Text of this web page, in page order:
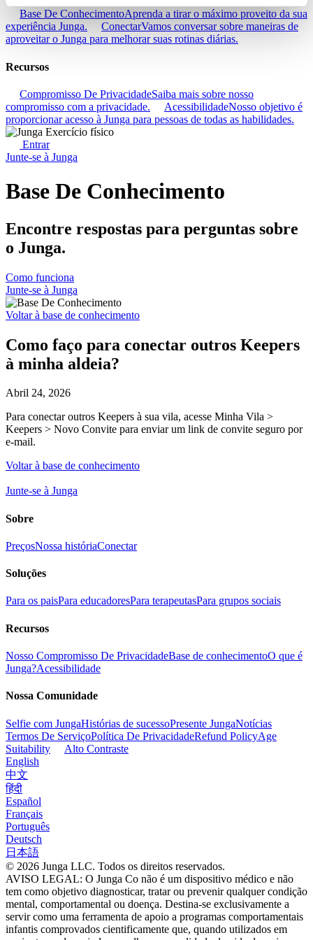
Base De ConhecimentoAprenda a tirar o máximo proveito da sua
experiência Junga.
ConectarVamos conversar sobre maneiras de
aproveitar o Junga para melhorar suas rotinas diárias.
Recursos
Compromisso De PrivacidadeSaiba mais sobre nosso
compromisso com a privacidade.
AcessibilidadeNosso objetivo é
proporcionar acesso à Junga para pessoas de todas as habilidades.
Entrar
Junte-se à Junga
Base De Conhecimento
Encontre respostas para perguntas sobre
o Junga.
Como funciona
Junte-se à Junga
Voltar à base de conhecimento
Como faço para conectar outros Keepers
à minha aldeia?
Abril 24, 2026
Para conectar outros Keepers à sua vila, acesse Minha Vila >
Keepers > Novo Convite para enviar um link de convite seguro por
e-mail.
Voltar à base de conhecimento
Junte-se à Junga
Sobre
PreçosNossa históriaConectar
Soluções
Para os paisPara educadoresPara terapeutasPara grupos sociais
Recursos
Nosso Compromisso De PrivacidadeBase de conhecimentoO que é
Junga?Acessibilidade
Nossa Comunidade
Selfie com JungaHistórias de sucessoPresente JungaNotícias
Termos De ServiçoPolítica De PrivacidadeRefund PolicyAge
Suitability
Alto Contraste
English
中文
हिंदी
Español
Français
Português
Deutsch
日本語
© 2026 Junga LLC. Todos os direitos reservados.
AVISO LEGAL: O Junga Co não é um dispositivo médico e não
tem como objetivo diagnosticar, tratar ou prevenir qualquer condição
mental, comportamental ou doença. Destina-se exclusivamente a
servir como uma ferramenta de apoio a programas comportamentais
infantis comprovados cientificamente que, quando utilizados em